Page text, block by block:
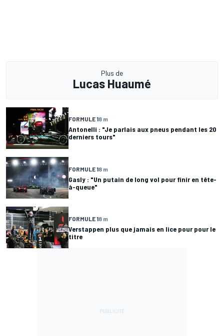
Plus de
Lucas Huaumé
FORMULE 18 m
Antonelli : "Je parlais aux pneus pendant les 20
derniers tours"
FORMULE 18 m
Gasly : "Un putain de long vol pour finir en tête-
à-queue"
FORMULE 18 m
Verstappen plus que jamais en lice pour pour le
titre